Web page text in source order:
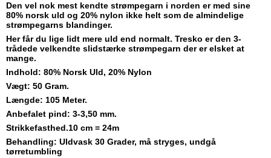
Den vel nok mest kendte strømpegarn i norden er med sine
80% norsk uld og 20% nylon ikke helt som de almindelige
strømpegarns blandinger.
Her får du lige lidt mere uld end normalt. Tresko er den 3-
trådede velkendte slidstærke strømpegarn der er elsket at
mange.
Indhold: 80% Norsk Uld, 20% Nylon
Vægt: 50 Gram.
Længde: 105 Meter.
Anbefalet pind: 3-3,50 mm.
Strikkefasthed.10 cm = 24m
Behandling: Uldvask 30 Grader, må stryges, undgå
tørretumbling